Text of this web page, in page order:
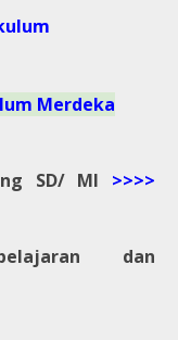
Merdeka
SD/ MI >>>>
dan